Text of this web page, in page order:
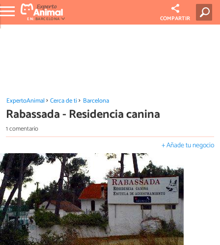
EN: BARCELONA COMPARTIR
ExpertoAnimal Cerca de ti Barcelona
Rabassada - Residencia canina
1 comentario
+ Añade tu negocio